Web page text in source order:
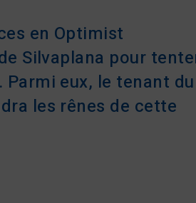
en Optimist
Silvaplana pour
eux, le tenant
les rênes de cette